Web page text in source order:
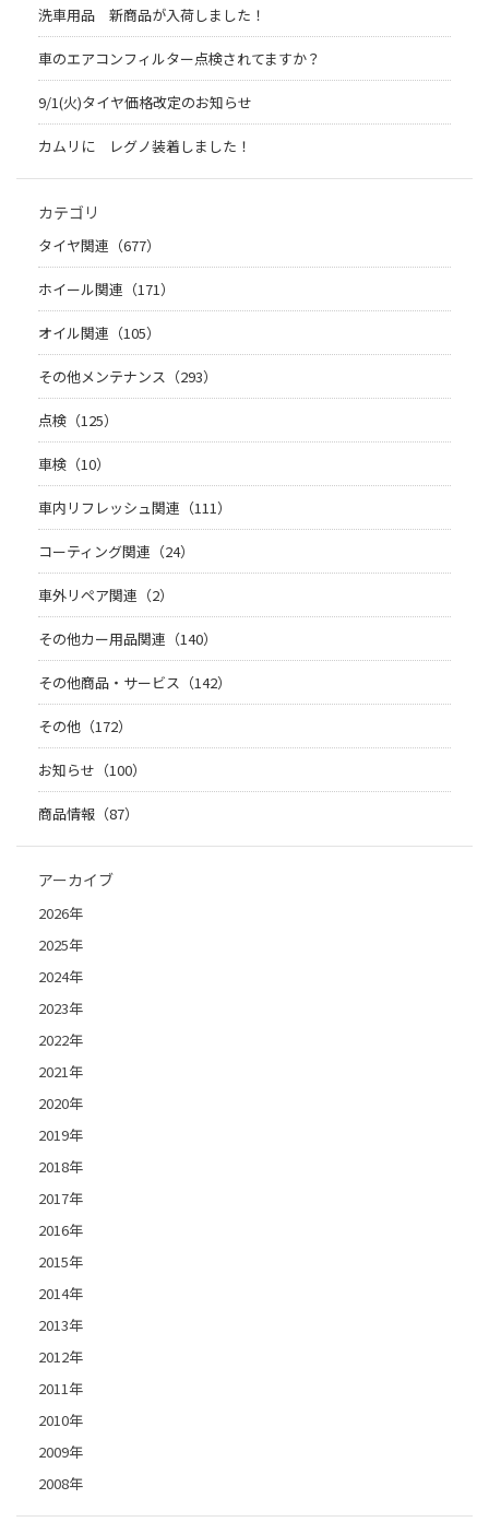
洗車用品 新商品が入荷しました！
車のエアコンフィルター点検されてますか？
9/1(火)タイヤ価格改定のお知らせ
カムリに レグノ装着しました！
カテゴリ
タイヤ関連（677）
ホイール関連（171）
オイル関連（105）
その他メンテナンス（293）
点検（125）
車検（10）
車内リフレッシュ関連（111）
コーティング関連（24）
車外リペア関連（2）
その他カー用品関連（140）
その他商品・サービス（142）
その他（172）
お知らせ（100）
商品情報（87）
アーカイブ
2026年
2025年
2024年
2023年
2022年
2021年
2020年
2019年
2018年
2017年
2016年
2015年
2014年
2013年
2012年
2011年
2010年
2009年
2008年